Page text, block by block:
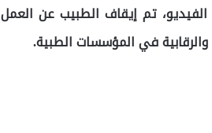
تم إيقاف الطبيب عن العمل
والرقابية في المؤسسات الطبية.